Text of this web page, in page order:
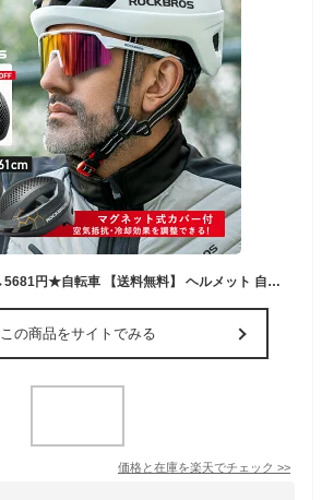
決算セール★5980円→5681円★自転車 【送料無料】 ヘルメット 自転車用ヘルメット 通気性 2Way マグネット式カバー 空気抵抗 日焼け防止 高強度 CPSCマーク 安全規格 インナーパッド取り外し 別売りテールライト装着可能 通勤 通学 ロードバイク 推奨頭囲57-61cm ホワイ
この商品をサイトでみる
価格と在庫を楽天でチェック >>